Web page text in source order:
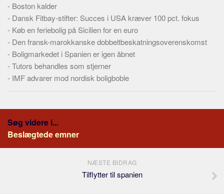
- Boston kalder
- Dansk Fitbay-stifter: Succes i USA kræver 100 pct. fokus
- Køb en feriebolig på Sicilien for en euro
- Den fransk-marokkanske dobbeltbeskatningsoverenskomst
- Boligmarkedet i Spanien er igen åbnet
-Tutors behandles som stjerner
- IMF advarer mod nordisk boligboble
Søg videre i...
Beslægtede emner
NÆSTE BIDRAG
Tilflytter til spanien